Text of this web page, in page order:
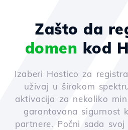
Zašto da
domen kod
Izaberi Hostico za
uživaj u širokom
aktivacija za nekoliko
garantovana sigurnost
partnere. Počni sada